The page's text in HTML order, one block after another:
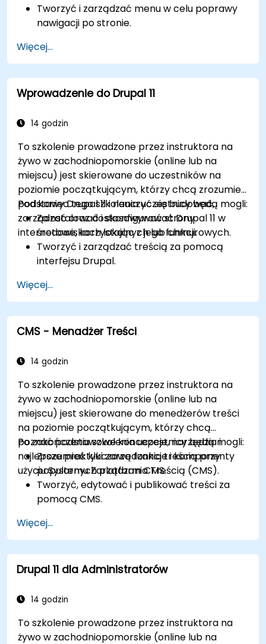
Tworzyć i zarządzać menu w celu poprawy
nawigacji po stronie.
kategoryzować i organizować treści.
Przesyłać i zarządzać plikami PDF, obrazami
oraz innymi plikami multimedialnymi.
Edytować i publikować podstawowe strony
Więcej...
Wprowadzenie do Drupal 11
14 godzin
To szkolenie prowadzone przez instruktora na
żywo w zachodniopomorskie (online lub na
miejscu) jest skierowane do uczestników na
poziomie początkującym, którzy chcą zrozumieć
podstawy Drupal 11 i nauczyć się budować,
zarządzać oraz dostosowywać strony
internetowe, korzystając z jego funkcji.
Pod koniec tego szkolenia uczestnicy będą mogli:
Zainstalować i skonfigurować Drupal 11 w
środowiskach lokalnych lub chmurowych.
Tworzyć i zarządzać treścią za pomocą
interfejsu Drupal.
za pomocą motywów.
Rozszerzać funkcjonalność strony za
pomocą modułów i wtyczek.
Zrozumieć role użytkowników, uprawnienia i
Skutecznie wdrażać i utrzymywać strony
Więcej...
CMS - Menadżer Treści
14 godzin
To szkolenie prowadzone przez instruktora na
żywo w zachodniopomorskie (online lub na
miejscu) jest skierowane do menedżerów treści
na poziomie początkującym, którzy chcą
poznać podstawowe koncepcje, narzędzia i
najlepsze praktyki zarządzania treścią przy
użyciu Systemu Zarządzania Treścią (CMS).
Po zakończeniu szkolenia uczestnicy będą mogli:
Zrozumieć kluczowe funkcje i komponenty
popularnych platform CMS.
Tworzyć, edytować i publikować treści za
pomocą CMS.
celu poprawy pozycji w wyszukiwarkach.
Zarządzać rolami i uprawnieniami
użytkowników w celu współpracy w ramach
CMS.
multimedialne (obrazy, filmy itp.) w
Rozwiązywać podstawowe problemy z CMS i
Więcej...
Drupal 11 dla Administratorów
14 godzin
To szkolenie prowadzone przez instruktora na
żywo w zachodniopomorskie (online lub na